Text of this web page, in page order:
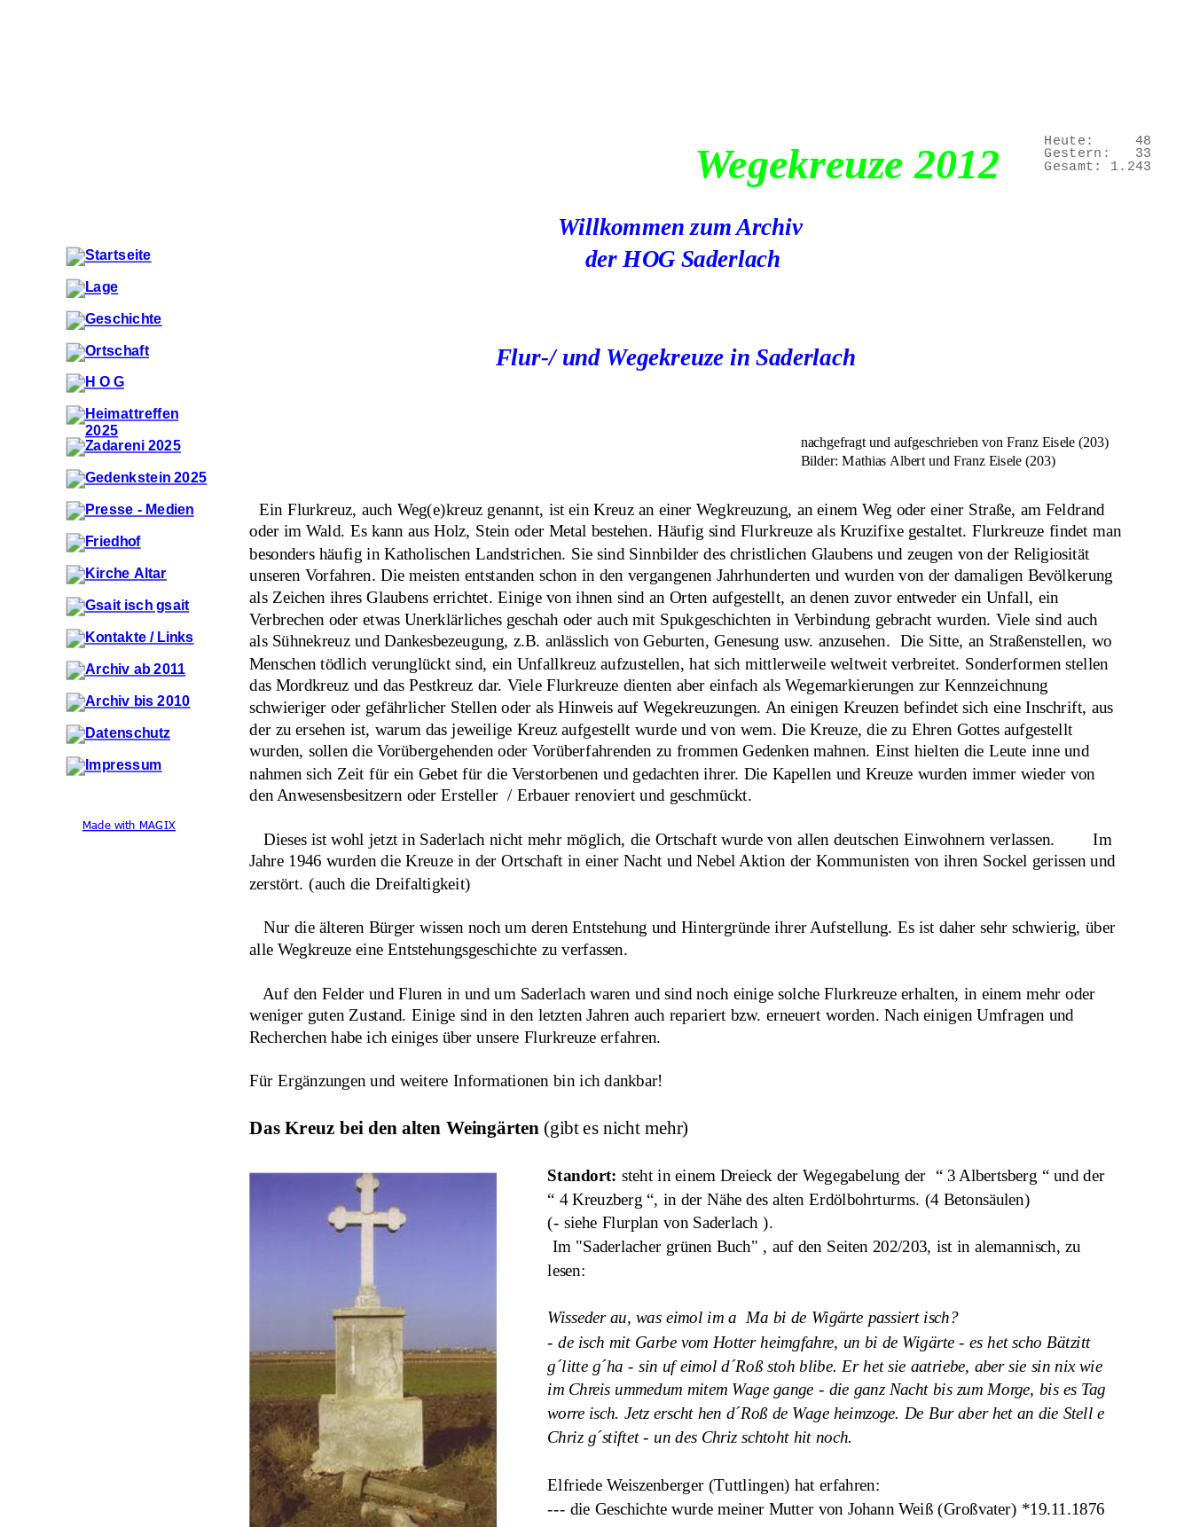
Heute:
48
Gestern:
33
Gesamt:
1.243
Standort: steht in einem Dreieck der Wegegabelung der  “ 3 Albertsberg “ und der
“ 4 Kreuzberg “, in der Nähe des alten Erdölbohrturms. (4
(- siehe Flurplan von Saderlach ).
Im "Saderlacher grünen Buch" , auf den Seiten 202/203, ist in alemannisch, zu
lesen:
Wisseder au, was eimol im a  Ma bi de Wigärte passiert isch?
- de isch mit Garbe vom Hotter heimgfahre, un bi de Wigärte - es het scho Bätzitt
g´litte g´ha - sin uf eimol d´Roß stoh blibe. Er het sie aatriebe, aber sie sin nix wie
im Chreis ummedum mitem Wage gange - die ganz Nacht bis zum Morge, bis es Tag
worre isch. Jetz erscht hen d´Roß de Wage heimzoge. De Bur aber het an die Stell e
Chriz g´stiftet - un des Chriz schtoht hit noch.
Elfriede Weiszenberger (Tuttlingen) hat erfahren:
--- die Geschichte wurde meiner Mutter von Johann Weiß (Großvater) *19.11.1876
Das Kreuz bei den alten Weingärten (gibt es nicht mehr)
nachgefragt und aufgeschrieben von Franz Eisele (203)
Bilder: Mathias Albert und Franz Eisele (203)
Willkommen zum Archiv
der HOG Saderlach
Flur-/ und Wegekreuze in Saderlach
Made with MAGIX
Wegekreuze 2012
  Ein Flurkreuz, auch Weg(e)kreuz genannt, ist ein Kreuz an einer Wegkreuzung, an einem Weg oder einer Straße, am Feldrand
oder im Wald. Es kann aus Holz, Stein oder Metal bestehen. Häufig sind Flurkreuze als Kruzifixe gestaltet. Flurkreuze findet man
besonders häufig in Katholischen Landstrichen. Sie sind Sinnbilder des christlichen Glaubens und zeugen von der Religiosität
unseren Vorfahren. Die meisten entstanden schon in den vergangenen Jahrhunderten und wurden von der damaligen Bevölkerung
als Zeichen ihres Glaubens errichtet. Einige von ihnen sind an Orten aufgestellt, an denen zuvor entweder ein Unfall, ein
Verbrechen oder etwas Unerklärliches geschah oder auch mit Spukgeschichten in Verbindung gebracht wurden. Viele sind auch
als Sühnekreuz und Dankesbezeugung, z.B. anlässlich von Geburten, Genesung usw. anzusehen.  Die Sitte, an Straßenstellen, wo
Menschen tödlich verunglückt sind, ein Unfallkreuz aufzustellen, hat sich mittlerweile weltweit verbreitet. Sonderformen stellen
das Mordkreuz und das Pestkreuz dar. Viele Flurkreuze dienten aber einfach als Wegemarkierungen zur Kennzeichnung
schwieriger oder gefährlicher Stellen oder als Hinweis auf Wegekreuzungen. An einigen Kreuzen befindet sich eine Inschrift, aus
der zu ersehen ist, warum das jeweilige Kreuz aufgestellt wurde und von wem. Die Kreuze, die zu Ehren Gottes aufgestellt
wurden, sollen die Vorübergehenden oder Vorüberfahrenden zu frommen Gedenken mahnen. Einst hielten die Leute inne und
nahmen sich Zeit für ein Gebet für die Verstorbenen und gedachten ihrer. Die Kapellen und Kreuze wurden immer wieder von
den Anwesensbesitzern oder Ersteller  / Erbauer renoviert und geschmückt.
   Dieses ist wohl jetzt in Saderlach nicht mehr möglich, die Ortschaft wurde von allen deutschen Einwohnern verlassen.        Im
Jahre 1946 wurden die Kreuze in der Ortschaft in einer Nacht und Nebel Aktion der Kommunisten von ihren Sockel gerissen und
zerstört. (auch die Dreifaltigkeit)
   Nur die älteren Bürger wissen noch um deren Entstehung und Hintergründe ihrer Aufstellung. Es ist daher sehr schwierig, über
alle Wegkreuze eine Entstehungsgeschichte zu verfassen.
   Auf den Felder und Fluren in und um Saderlach waren und sind noch einige solche Flurkreuze erhalten, in einem mehr oder
weniger guten Zustand. Einige sind in den letzten Jahren auch repariert bzw. erneuert worden. Nach einigen Umfragen und
Recherchen habe ich einiges über unsere Flurkreuze erfahren.
Für Ergänzungen und weitere Informationen bin ich dankbar!